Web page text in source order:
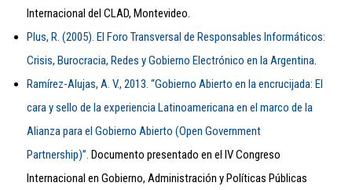
Internacional del CLAD, Montevideo.
Plus, R. (2005). El Foro Transversal de Responsables Informáticos:
Crisis, Burocracia, Redes y Gobierno Electrónico en la Argentina.
Ramírez-Alujas, A. V., 2013. “Gobierno Abierto en la encrucijada: El
cara y sello de la experiencia Latinoamericana en el marco de la
Alianza para el Gobierno Abierto (Open Government
Partnership)”. Documento presentado en el IV Congreso
Internacional en Gobierno, Administración y Políticas Públicas